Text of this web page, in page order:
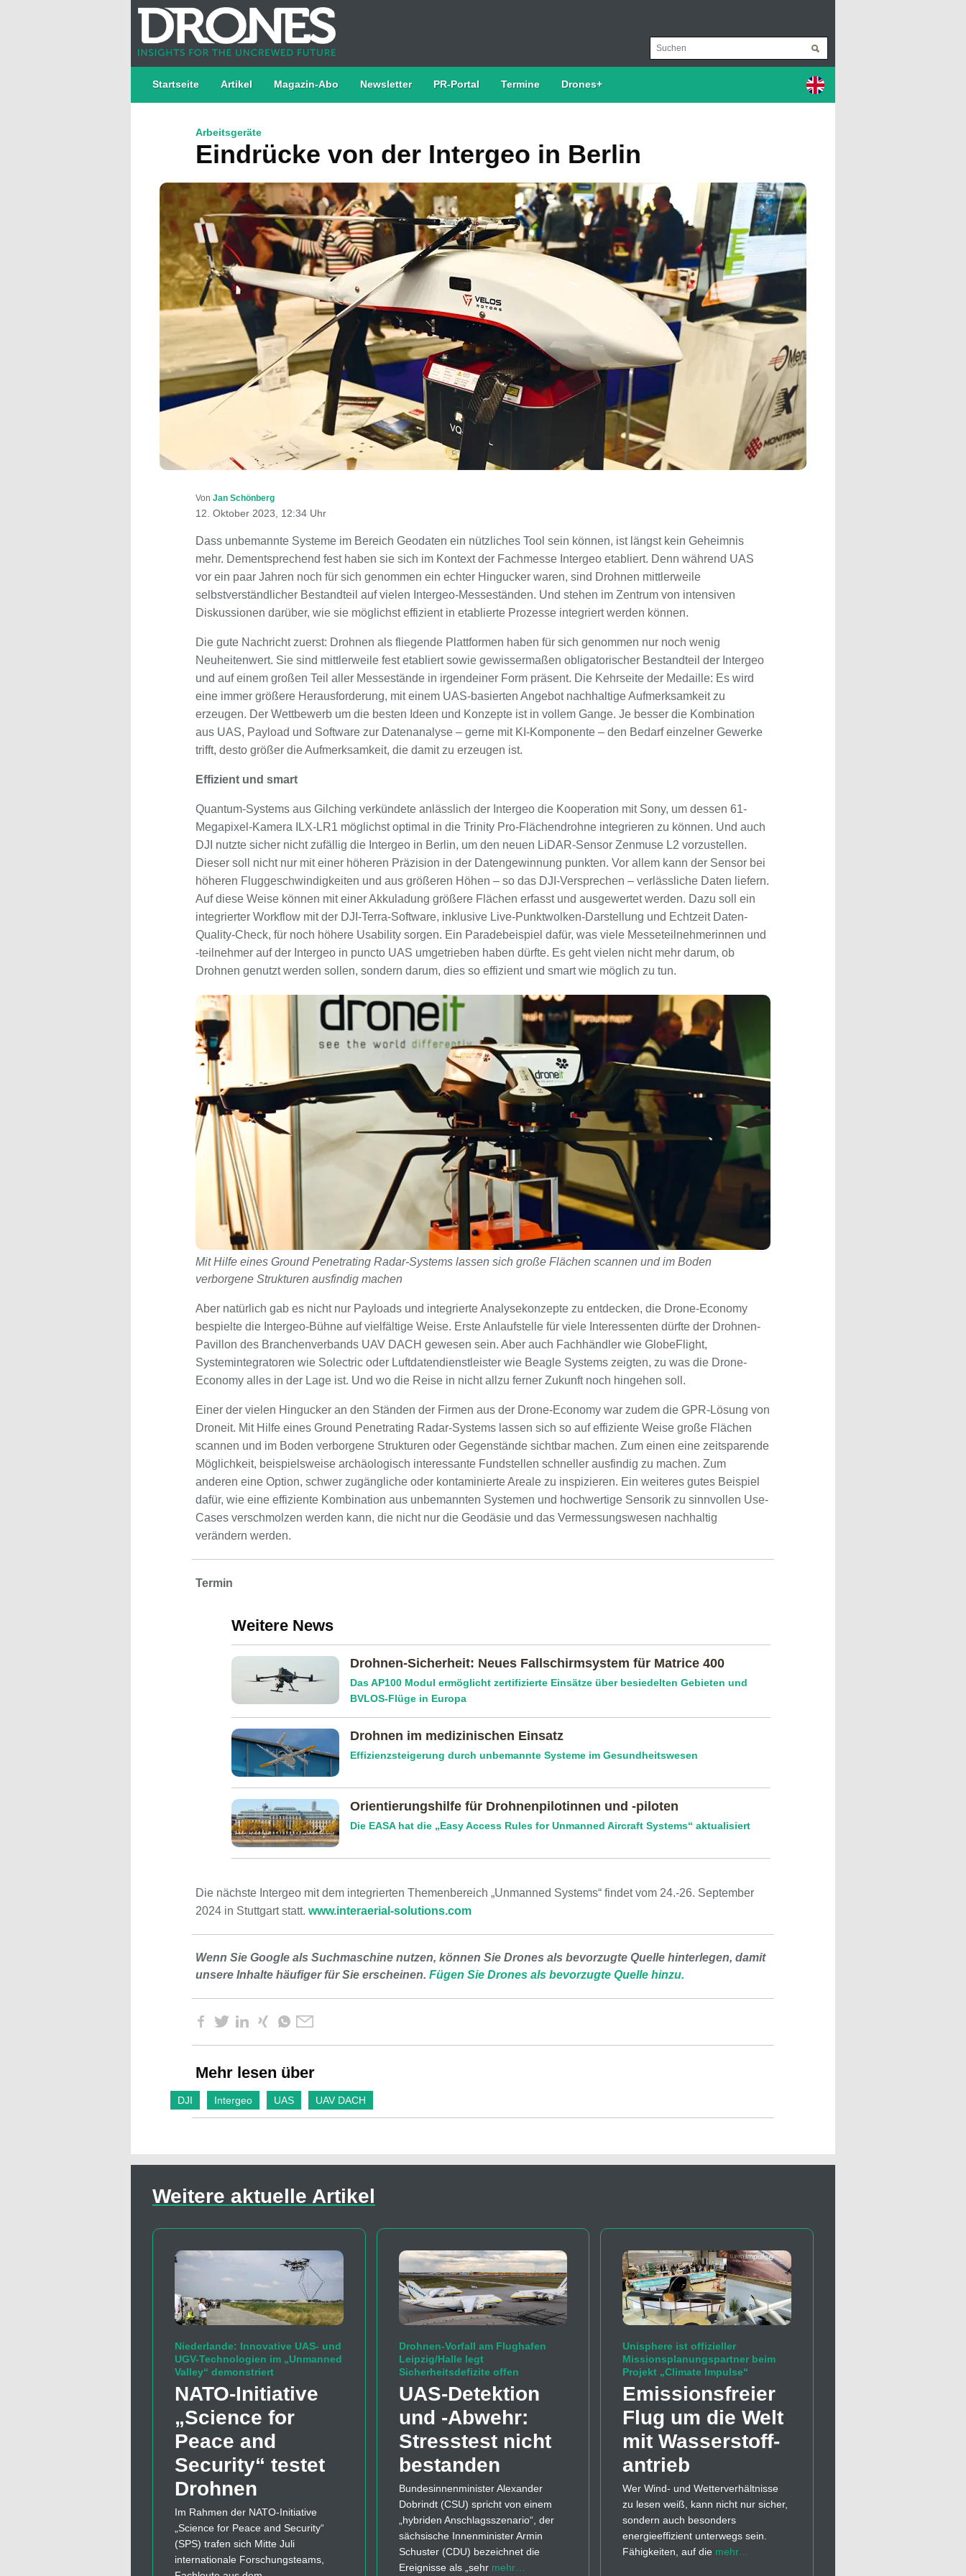
Startseite Artikel Magazin-Abo Newsletter PR-Portal Termine Drones+
Arbeitsgeräte
Eindrücke von der Intergeo in Berlin
Von Jan Schönberg
12. Oktober 2023, 12:34 Uhr
Dass unbemannte Systeme im Bereich Geodaten ein nützliches Tool sein können, ist längst kein Geheimnis
mehr. Dementsprechend fest haben sie sich im Kontext der Fachmesse Intergeo etabliert. Denn während UAS
vor ein paar Jahren noch für sich genommen ein echter Hingucker waren, sind Drohnen mittlerweile
selbstverständlicher Bestandteil auf vielen Intergeo-Messeständen. Und stehen im Zentrum von intensiven
Diskussionen darüber, wie sie möglichst effizient in etablierte Prozesse integriert werden können.
Die gute Nachricht zuerst: Drohnen als fliegende Plattformen haben für sich genommen nur noch wenig
Neuheitenwert. Sie sind mittlerweile fest etabliert sowie gewissermaßen obligatorischer Bestandteil der Intergeo
und auf einem großen Teil aller Messestände in irgendeiner Form präsent. Die Kehrseite der Medaille: Es wird
eine immer größere Herausforderung, mit einem UAS-basierten Angebot nachhaltige Aufmerksamkeit zu
erzeugen. Der Wettbewerb um die besten Ideen und Konzepte ist in vollem Gange. Je besser die Kombination
aus UAS, Payload und Software zur Datenanalyse – gerne mit KI-Komponente – den Bedarf einzelner Gewerke
trifft, desto größer die Aufmerksamkeit, die damit zu erzeugen ist.
Effizient und smart
Quantum-Systems aus Gilching verkündete anlässlich der Intergeo die Kooperation mit Sony, um dessen 61-
Megapixel-Kamera ILX-LR1 möglichst optimal in die Trinity Pro-Flächendrohne integrieren zu können. Und auch
DJI nutzte sicher nicht zufällig die Intergeo in Berlin, um den neuen LiDAR-Sensor Zenmuse L2 vorzustellen.
Dieser soll nicht nur mit einer höheren Präzision in der Datengewinnung punkten. Vor allem kann der Sensor bei
höheren Fluggeschwindigkeiten und aus größeren Höhen – so das DJI-Versprechen – verlässliche Daten liefern.
Auf diese Weise können mit einer Akkuladung größere Flächen erfasst und ausgewertet werden. Dazu soll ein
integrierter Workflow mit der DJI-Terra-Software, inklusive Live-Punktwolken-Darstellung und Echtzeit Daten-
Quality-Check, für noch höhere Usability sorgen. Ein Paradebeispiel dafür, was viele Messeteilnehmerinnen und
-teilnehmer auf der Intergeo in puncto UAS umgetrieben haben dürfte. Es geht vielen nicht mehr darum, ob
Drohnen genutzt werden sollen, sondern darum, dies so effizient und smart wie möglich zu tun.
Mit Hilfe eines Ground Penetrating Radar-Systems lassen sich große Flächen scannen und im Boden
verborgene Strukturen ausfindig machen
Aber natürlich gab es nicht nur Payloads und integrierte Analysekonzepte zu entdecken, die Drone-Economy
bespielte die Intergeo-Bühne auf vielfältige Weise. Erste Anlaufstelle für viele Interessenten dürfte der Drohnen-
Pavillon des Branchenverbands UAV DACH gewesen sein. Aber auch Fachhändler wie GlobeFlight,
Systemintegratoren wie Solectric oder Luftdatendienstleister wie Beagle Systems zeigten, zu was die Drone-
Economy alles in der Lage ist. Und wo die Reise in nicht allzu ferner Zukunft noch hingehen soll.
Einer der vielen Hingucker an den Ständen der Firmen aus der Drone-Economy war zudem die GPR-Lösung von
Droneit. Mit Hilfe eines Ground Penetrating Radar-Systems lassen sich so auf effiziente Weise große Flächen
scannen und im Boden verborgene Strukturen oder Gegenstände sichtbar machen. Zum einen eine zeitsparende
Möglichkeit, beispielsweise archäologisch interessante Fundstellen schneller ausfindig zu machen. Zum
anderen eine Option, schwer zugängliche oder kontaminierte Areale zu inspizieren. Ein weiteres gutes Beispiel
dafür, wie eine effiziente Kombination aus unbemannten Systemen und hochwertige Sensorik zu sinnvollen Use-
Cases verschmolzen werden kann, die nicht nur die Geodäsie und das Vermessungswesen nachhaltig
verändern werden.
Termin
Weitere News
Drohnen-Sicherheit: Neues Fallschirmsystem für Matrice 400
Das AP100 Modul ermöglicht zertifizierte Einsätze über besiedelten Gebieten und
BVLOS-Flüge in Europa
Drohnen im medizinischen Einsatz
Effizienzsteigerung durch unbemannte Systeme im Gesundheitswesen
Orientierungs­hilfe für Drohnen­pilotinnen und -piloten
Die EASA hat die „Easy Access Rules for Unmanned Aircraft Systems“ aktualisiert
Die nächste Intergeo mit dem integrierten Themenbereich „Unmanned Systems“ findet vom 24.-26. September
2024 in Stuttgart statt. www.interaerial-solutions.com
Wenn Sie Google als Suchmaschine nutzen, können Sie Drones als bevorzugte Quelle hinterlegen, damit
unsere Inhalte häufiger für Sie erscheinen. Fügen Sie Drones als bevorzugte Quelle hinzu.
Mehr lesen über
DJI Intergeo UAS UAV DACH
Weitere aktuelle Artikel
Niederlande: Innovative UAS- und
UGV-Technologien im „Unmanned
Valley“ demonstriert
NATO-Initiative
„Science for
Peace and
Security“ testet
Drohnen
Im Rahmen der NATO-Initiative
„Science for Peace and Security“
(SPS) trafen sich Mitte Juli
internationale Forschungsteams,
Drohnen-Vorfall am Flughafen
Leipzig/Halle legt
Sicherheitsdefizite offen
UAS-Detektion
und -Abwehr:
Stresstest nicht
bestanden
Bundesinnenminister Alexander
Dobrindt (CSU) spricht von einem
„hybriden Anschlagsszenario“, der
sächsische Innenminister Armin
Schuster (CDU) bezeichnet die
Ereignisse als „sehr mehr…
Unisphere ist offizieller
Missionsplanungspartner beim
Projekt „Climate Impulse“
Emissions­freier
Flug um die Welt
mit Wasserstoff­
antrieb
Wer Wind- und Wetterverhältnisse
zu lesen weiß, kann nicht nur sicher,
sondern auch besonders
energieeffizient unterwegs sein.
Fähigkeiten, auf die mehr…